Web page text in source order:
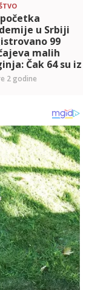
u Srbiji
99
malih
Čak 64 su iz
2 godine